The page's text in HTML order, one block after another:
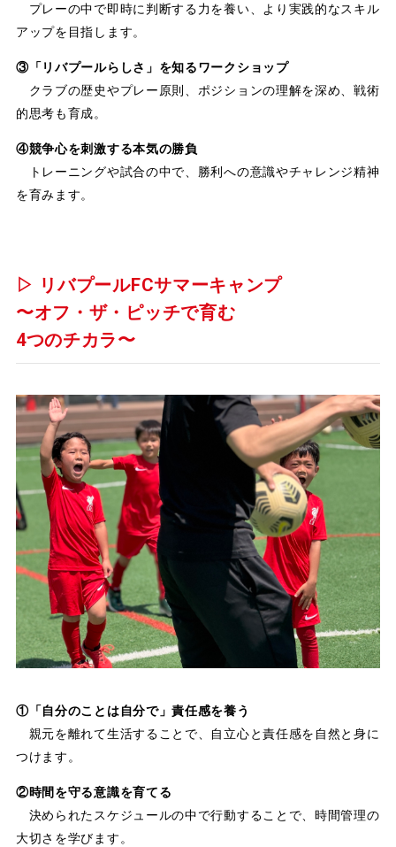
プレーの中で即時に判断する力を養い、より実践的なスキル
アップを目指します。
③「リバプールらしさ」を知るワークショップ
クラブの歴史やプレー原則、ポジションの理解を深め、戦術
的思考も育成。
④競争心を刺激する本気の勝負
トレーニングや試合の中で、勝利への意識やチャレンジ精神
を育みます。
▷ リバプールFCサマーキャンプ
〜オフ・ザ・ピッチで育む
4つのチカラ〜
①「自分のことは自分で」責任感を養う
親元を離れて生活することで、自立心と責任感を自然と身に
つけます。
②時間を守る意識を育てる
決められたスケジュールの中で行動することで、時間管理の
大切さを学びます。